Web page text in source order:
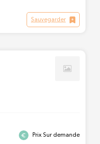
Sauvegarder
Prix Sur demande